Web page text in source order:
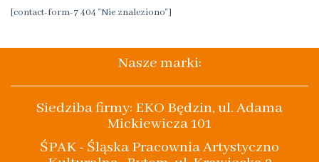
[contact-form-7 404 "Nie znaleziono"]
Nasze marki:
Siedziba firmy: EKO Będzin, ul. Adama
Mickiewicza 101
ŚPAK - Śląska Pracownia Artystyczno